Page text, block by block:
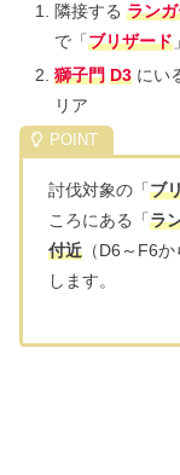
隣接する ラン
で「ブリザード
獅子門 D3にい
リア
討伐対象の「ブ
ころにある「ラ
付近 （D6～F6
します。